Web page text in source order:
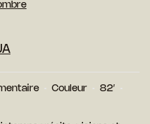
Couleur
82′